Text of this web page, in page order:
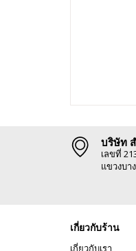
บริษัท
เลขที่
แขวงบา
เกี่ยวกับร้าน
เกี่ยวกับเรา